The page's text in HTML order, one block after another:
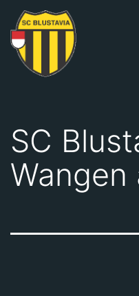
Skip
to
content
SC
Blustavia
SC
Wangen